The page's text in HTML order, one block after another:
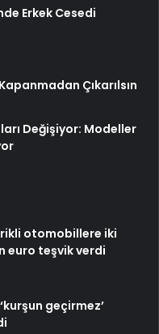
Erkek Cesedi
Çıkarılsın
Değişiyor: Modeller
otomobillere iki
euro teşvik verdi
geçirmez’